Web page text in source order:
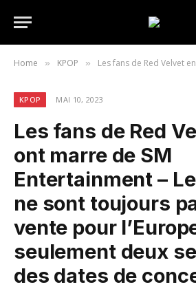
Home » KPOP » Les fans de Red Velvet en ont marre de SM Entertainment – Les billets ne sont
KPOP MAI 10, 2023
Les fans de Red
ont marre de SM
Entertainment –
ne sont toujours
vente pour
seulement deux
des dates de